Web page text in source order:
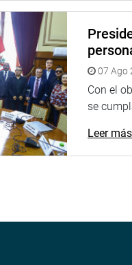
07 Ago
Con el
se
Leer